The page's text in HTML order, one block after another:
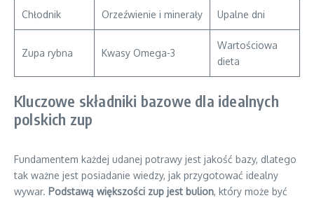
Chłodnik Orzeźwienie i minerały Upalne dni
Zupa rybna Kwasy Omega-3
Wartościowa
dieta
Kluczowe składniki bazowe dla idealnych
polskich zup
Fundamentem każdej udanej potrawy jest jakość bazy, dlatego
tak ważne jest posiadanie wiedzy, jak przygotować idealny
wywar. Podstawą większości zup jest bulion, który może być